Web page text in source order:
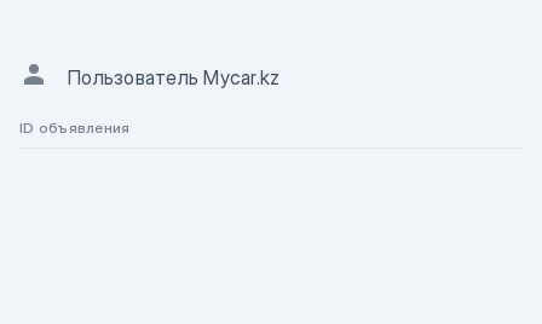
Пользователь Mycar.kz
ID объявления